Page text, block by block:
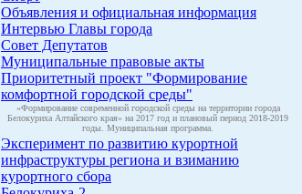
Объявления и официальная информация
Интервью Главы города
Совет Депутатов
Муниципальные правовые акты
Приоритетный проект "Формирование
комфортной городской среды"
«Формирование современной городской среды на территории города
Белокуриха Алтайского края» на 2017 год и плановый период 2018-2019
годы. Муниципальная программа.
Эксперимент по развитию курортной
инфраструктуры региона и взиманию
курортного сбора